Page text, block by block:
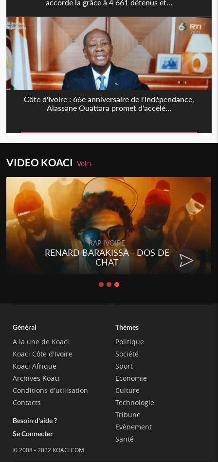
accorde la grâce à 4 661 détenus et...
Côte d'Ivoire : 66è anniversaire de l'indépendance,
Alassane Ouattara promet d'accélé...
VIDEO KOACIVoir+
RAP IVOIRE
RENARD BARAKISSA - DOS DE
CHAT
Général
A la une de Koaci
Koaci Côte d'Ivoire
Koaci Afrique
Archives Koaci
Conditions d'utilisation
Contacts
Besoin d'aide ?
Se Connecter
© 2008 - 2022 KOACI.COM
Thèmes
Politique
Société
Sport
Economie
Culture
Technologie
Tribune
Evènement
Santé